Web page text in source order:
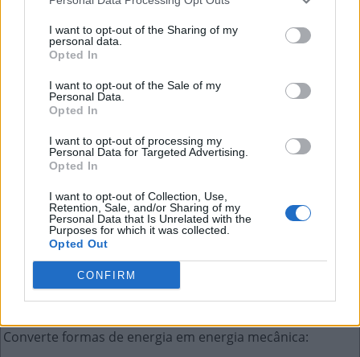
I want to opt-out of the Sharing of my
personal data.
Opted In
I want to opt-out of the Sale of my
Personal Data.
Opted In
I want to opt-out of processing my
Personal Data for Targeted Advertising.
Opted In
I want to opt-out of Collection, Use,
Retention, Sale, and/or Sharing of my
Personal Data that Is Unrelated with the
Purposes for which it was collected.
Opted Out
CONFIRM
E R E
Z
T A R
I
Abri __, sucesso do grupo A Cor do Som
P O R
Exalar um cheiro ruim:
E D E
R
Procedimento organizado para ensino ou pesquisa
M
É T O D
O
Converte formas de energia em energia mecânica: